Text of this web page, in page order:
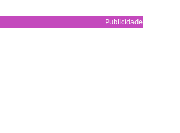
Publicidade